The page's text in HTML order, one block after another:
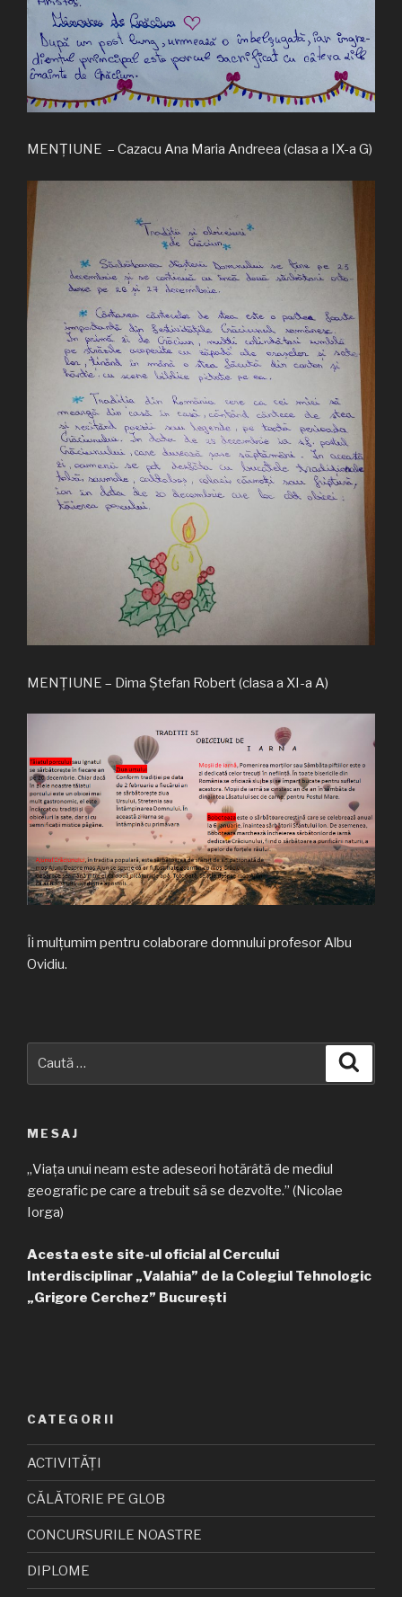
MENȚIUNE – Cazacu Ana Maria Andreea (clasa a IX-a G)
MENȚIUNE – Dima Ștefan Robert (clasa a XI-a A)
Îi mulțumim pentru colaborare domnului profesor Albu
Ovidiu.
MESAJ
„Viața unui neam este adeseori hotărâtă de mediul
geografic pe care a trebuit să se dezvolte.” (Nicolae
Iorga)
Acesta este site-ul oficial al Cercului
Interdisciplinar „Valahia” de la Colegiul Tehnologic
„Grigore Cerchez” București
CATEGORII
ACTIVITĂȚI
CĂLĂTORIE PE GLOB
CONCURSURILE NOASTRE
DIPLOME